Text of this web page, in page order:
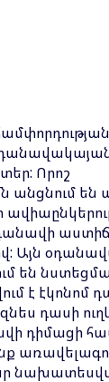
Որոշ
անցնում են
անավի
Այն
են
է էկոնոմ
դասի
դիմացի